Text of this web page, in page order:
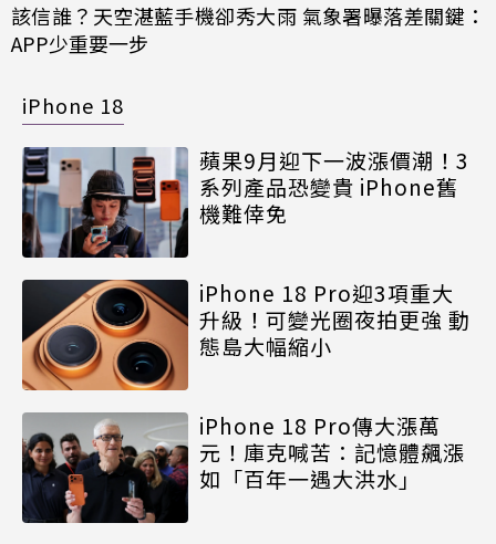
該信誰？天空湛藍手機卻秀大雨 氣象署曝落差關鍵：
APP少重要一步
iPhone 18
蘋果9月迎下一波漲價潮！3
系列產品恐變貴 iPhone舊
機難倖免
iPhone 18 Pro迎3項重大
升級！可變光圈夜拍更強 動
態島大幅縮小
iPhone 18 Pro傳大漲萬
元！庫克喊苦：記憶體飆漲
如「百年一遇大洪水」